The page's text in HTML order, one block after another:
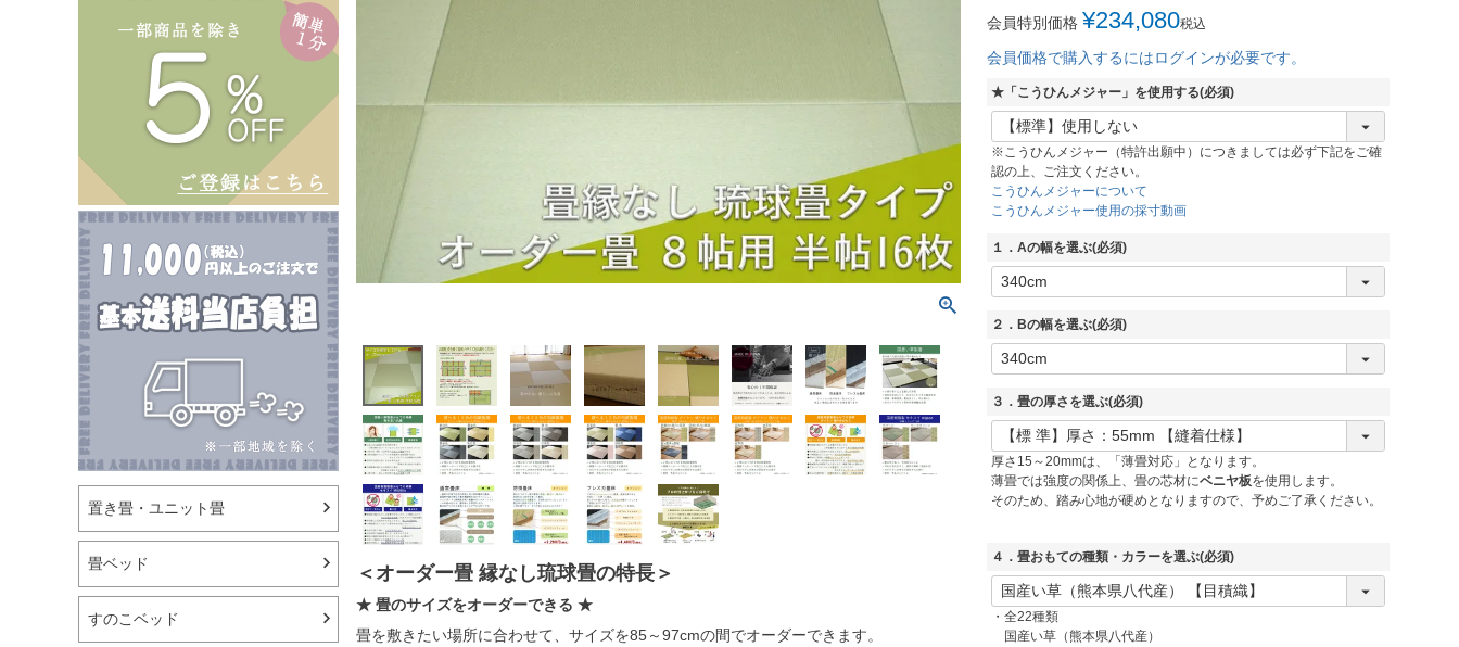
置き畳・ユニット畳
畳ベッド
すのこベッド
＜オーダー畳 縁なし琉球畳の特長＞
★ 畳のサイズをオーダーできる ★
畳を敷きたい場所に合わせて、サイズを85～97cmの間でオーダーできます。
会員特別価格 ¥234,080税込
会員価格で購入するにはログインが必要です。
★「こうひんメジャー」を使用する(必須)
※こうひんメジャー（特許出願中）につきましては必ず下記をご確
認の上、ご注文ください。
こうひんメジャーについて
こうひんメジャー使用の採寸動画
１．Aの幅を選ぶ(必須)
２．Bの幅を選ぶ(必須)
３．畳の厚さを選ぶ(必須)
厚さ15～20mmは、「薄畳対応」となります。
薄畳では強度の関係上、畳の芯材にベニヤ板を使用します。
そのため、踏み心地が硬めとなりますので、予めご了承ください。
４．畳おもての種類・カラーを選ぶ(必須)
・全22種類
国産い草（熊本県八代産）